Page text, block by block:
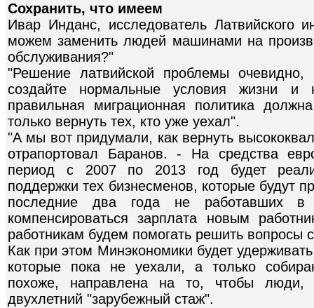
Сохранить, что имеем
Ивар Инданс, исследователь Латвийского
можем заменить людей машинами на
обслуживания?"
"Решение латвийской проблемы
создайте нормальные условия жизни и
правильная миграционная политика
только вернуть тех, кто уже уехал".
"А мы вот придумали, как вернуть
отрапортовал Баранов. - На средства
период с 2007 по 2013 год будет
поддержки тех бизнесменов, которые будут
последние два года не работавших в
компенсироваться зарплата новым
работникам будем помогать решить вопросы
Как при этом Минэкономики будет
которые пока не уехали, а только
похоже, направлена на то, чтобы люди,
двухлетний "зарубежный стаж".